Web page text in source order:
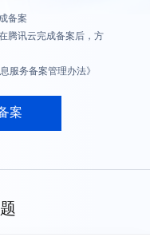
备案
腾讯云完成备案后，方
服务备案管理办法》
案